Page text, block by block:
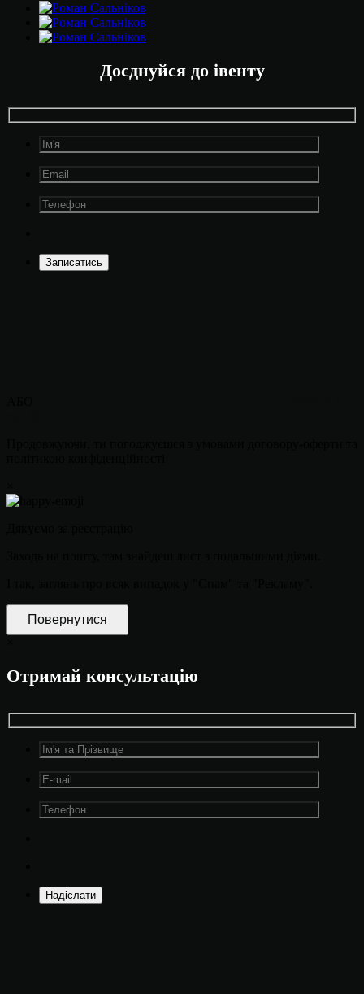
Доєднуйся до івенту
Повернутися
Отримай консультацію